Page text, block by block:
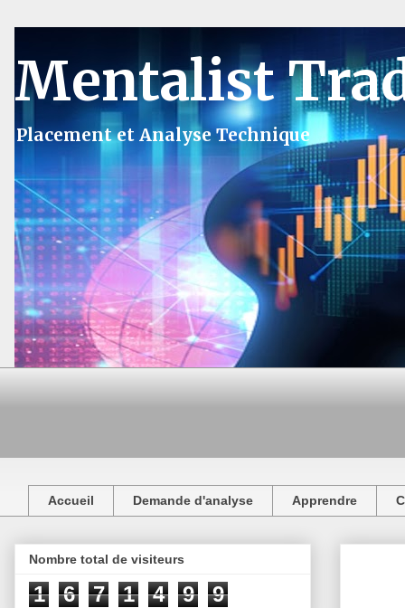
Mentalist
Placement et Analyse Technique
Accueil Demande d'analyse Apprendre
Nombre total de visiteurs
1 6 7 1 4 9 9